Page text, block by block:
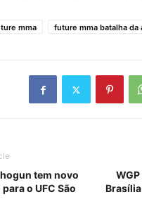
mma future mma batalha da
tem novo
o UFC São